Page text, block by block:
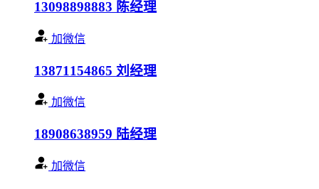
13098898883 陈经理
加微信
13871154865 刘经理
加微信
18908638959 陆经理
加微信